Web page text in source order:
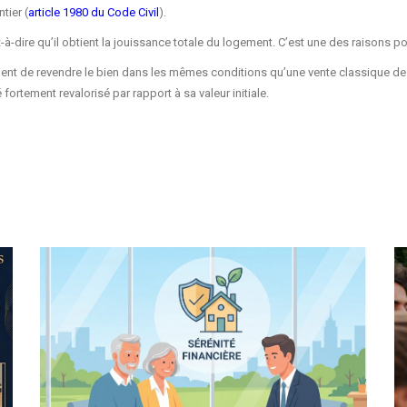
(article 1980 du Code Civil ).
dire qu’il obtient la jouissance totale du logement. C’est une des raisons
de revendre le bien dans les mêmes conditions qu’une vente classique
revalorisé par rapport à sa valeur initiale.